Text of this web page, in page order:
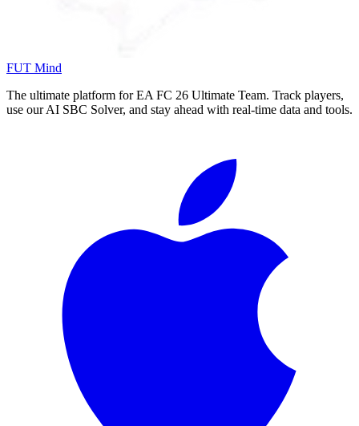
FUT Mind
The ultimate platform for EA FC 26 Ultimate Team. Track players,
use our AI SBC Solver, and stay ahead with real-time data and tools.